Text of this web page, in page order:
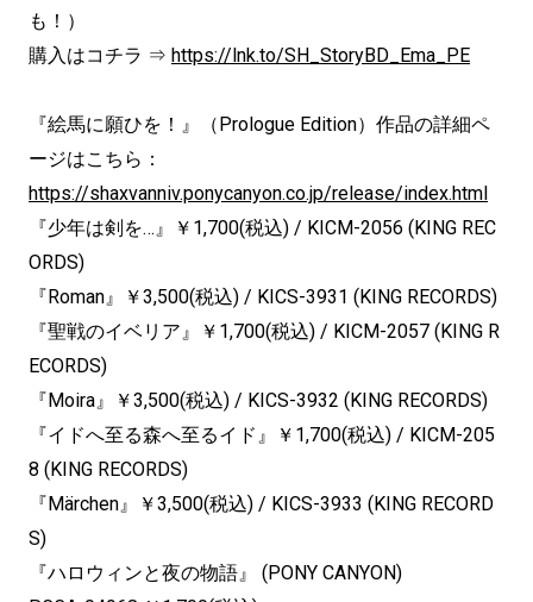
も！）
購入はコチラ ⇒ https://lnk.to/SH_StoryBD_Ema_PE
『絵馬に願ひを！』（Prologue Edition）作品の詳細ペ
ージはこちら：
https://shaxvanniv.ponycanyon.co.jp/release/index.html
『少年は剣を…』￥1,700(税込) / KICM-2056 (KING REC
ORDS)
『Roman』￥3,500(税込) / KICS-3931 (KING RECORDS)
『聖戦のイベリア』￥1,700(税込) / KICM-2057 (KING R
ECORDS)
『Moira』￥3,500(税込) / KICS-3932 (KING RECORDS)
『イドへ至る森へ至るイド』￥1,700(税込) / KICM-205
8 (KING RECORDS)
『Märchen』￥3,500(税込) / KICS-3933 (KING RECORD
S)
『ハロウィンと夜の物語』 (PONY CANYON)